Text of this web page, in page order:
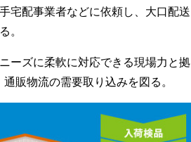
宅配事業者などに依頼し、大口配送
。
ーズに柔軟に対応できる現場力と拠
販物流の需要取り込みを図る。